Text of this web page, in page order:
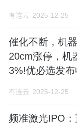
划，朱孟勇在
材”股票，
还联络方丰、
利用李水波提
的增持公告存
交易行为被监
有连云 2025-12-25
催化不断，机
20cm涨停，机
3%!优必选发
有连云 2025-12-25
频准激光IPO